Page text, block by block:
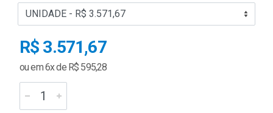
R$ 3.571,67
ou em 6x de R$ 595,28